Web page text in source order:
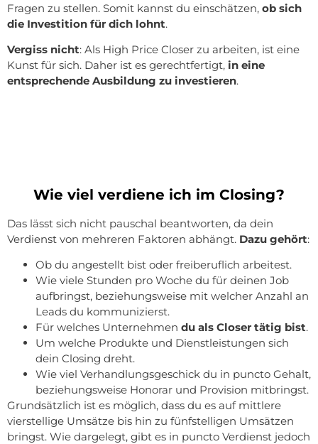
Fragen zu stellen. Somit kannst du einschätzen, ob sich
die Investition für dich lohnt.
Vergiss nicht: Als High Price Closer zu arbeiten, ist eine
Kunst für sich. Daher ist es gerechtfertigt, in eine
entsprechende Ausbildung zu investieren.
Wie viel verdiene ich im Closing?
Das lässt sich nicht pauschal beantworten, da dein
Verdienst von mehreren Faktoren abhängt. Dazu gehört:
Ob du angestellt bist oder freiberuflich arbeitest.
Wie viele Stunden pro Woche du für deinen Job
aufbringst, beziehungsweise mit welcher Anzahl an
Leads du kommunizierst.
Für welches Unternehmen du als Closer tätig bist.
Um welche Produkte und Dienstleistungen sich
dein Closing dreht.
Wie viel Verhandlungsgeschick du in puncto Gehalt,
beziehungsweise Honorar und Provision mitbringst.
Grundsätzlich ist es möglich, dass du es auf mittlere
vierstellige Umsätze bis hin zu fünfstelligen Umsätzen
bringst. Wie dargelegt, gibt es in puncto Verdienst jedoch